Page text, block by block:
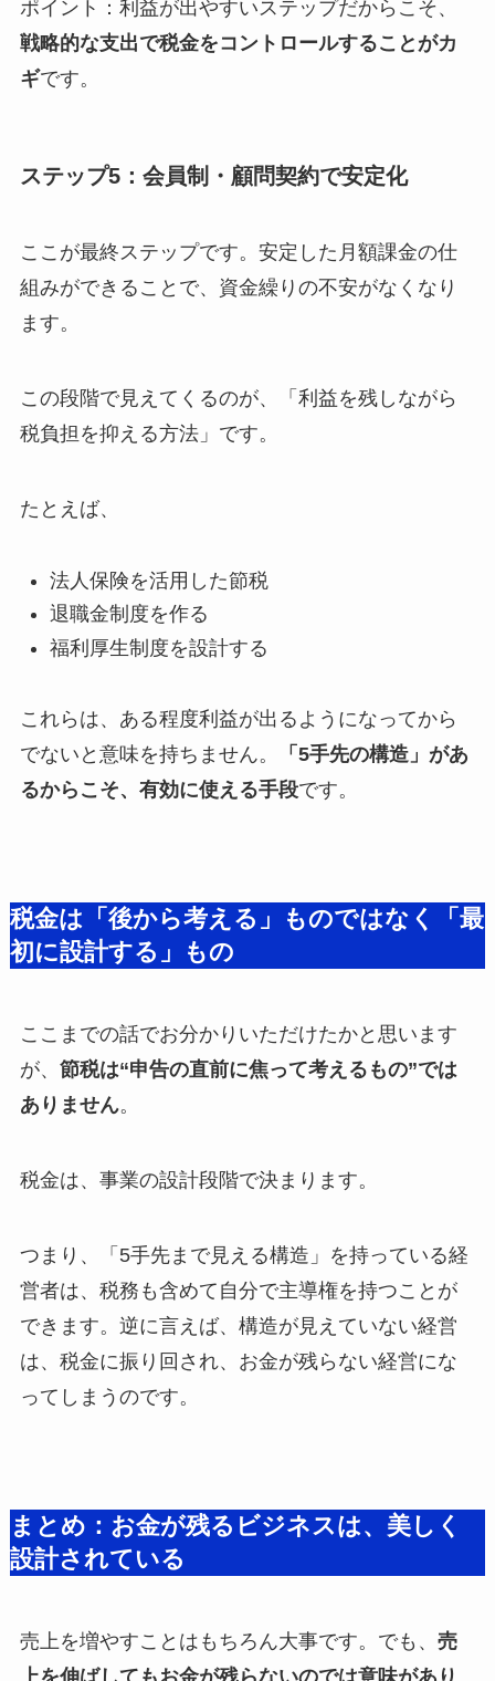
ポイント：利益が出やすいステップだからこそ、
戦略的な支出で税金をコントロールすることがカ
ギです。
ステップ5：会員制・顧問契約で安定化
ここが最終ステップです。安定した月額課金の仕
組みができることで、資金繰りの不安がなくなり
ます。
この段階で見えてくるのが、「利益を残しながら
税負担を抑える方法」です。
たとえば、
法人保険を活用した節税
退職金制度を作る
福利厚生制度を設計する
これらは、ある程度利益が出るようになってから
でないと意味を持ちません。
「5手先の構造」があ
るからこそ、有効に使える手段です。
税金は「後から考える」ものではなく「最
初に設計する」もの
ここまでの話でお分かりいただけたかと思います
が、 節税は“申告の直前に焦って考えるもの”では
ありません。
税金は、事業の設計段階で決まります。
つまり、「5手先まで見える構造」を持っている経
営者は、税務も含めて自分で主導権を持つことが
できます。逆に言えば、構造が見えていない経営
は、税金に振り回され、お金が残らない経営にな
ってしまうのです。
まとめ：お金が残るビジネスは、美しく
設計されている
売上を増やすことはもちろん大事です。でも、 売